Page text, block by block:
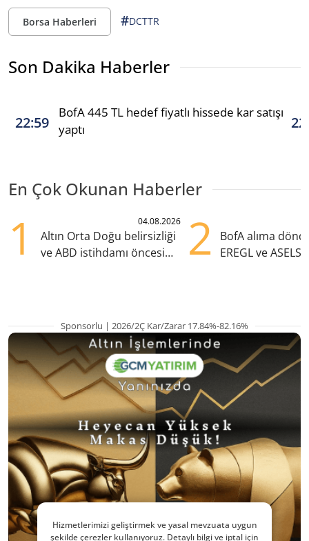
Borsa Haberleri #DCTTR
Son Dakika Haberler
22:59
BofA 445 TL hedef fiyatlı hissede kar satışı
yaptı
En Çok Okunan Haberler
1 04.08.2026
Altın Orta Doğu belirsizliği
ve ABD istihdamı öncesi
2
BofA alıma
EREGL ve ASELS
Sponsorlu | 2026/2Ç Kar/Zarar 17.84%-82.16%
Hizmetlerimizi geliştirmek ve yasal mevzuata uygun
şekilde çerezler kullanıyoruz. Detaylı bilgi ve iptal için